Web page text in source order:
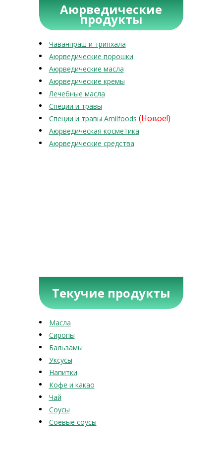
Аюрведические
продукты
Чаванпраш и трипхала
Аюрведические порошки
Аюрведические масла
Аюрведические кремы
Лечебные масла
Специи и травы
Специи и травы Amilfoods (Новое!)
Аюрведическая косметика
Аюрведические средства
Текучие продукты
Масла
Сиропы
Бальзамы
Уксусы
Напитки
Кофе и какао
Чай
Соусы
Соевые соусы